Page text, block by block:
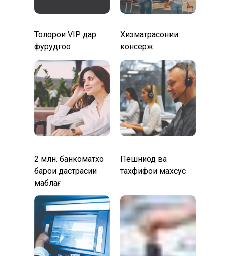
Пешниҳод ва
тахфифҳои махсус
2 млн. банкоматхо
барои дастрасии
маблағ
Толорҳои VIP дар
фурудгоҳҳо
Хизматрасонии
консерж